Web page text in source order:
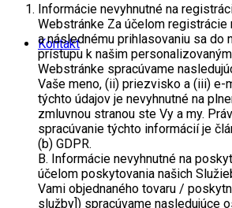
Kontakt
Informácie nevyhnutné na
Webstránke Za účelom registrácie
a následnému prihlasovaniu sa do
prístupu k našim
Webstránke spracúvame
Vaše meno, (ii) priezvisko a (iii) e-
týchto údajov je nevyhnutné na
zmluvnou stranou ste Vy a my.
spracúvanie týchto informácií je
(b) GDPR.
B. Informácie nevyhnutné na
účelom poskytovania našich
Vami objednaného tovaru /
služby]) spracúvame nasledujúce